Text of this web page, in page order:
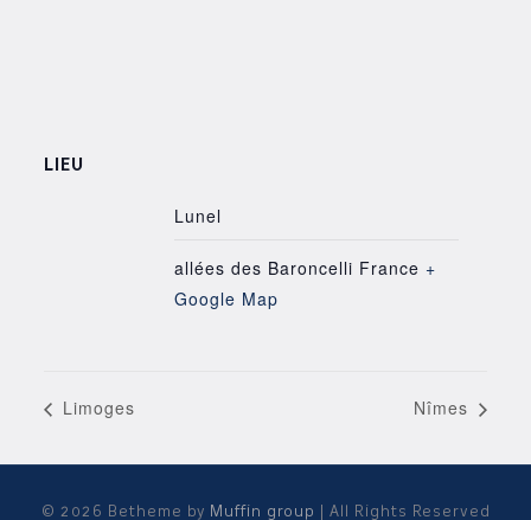
LIEU
Lunel
allées des Baroncelli France +
Google Map
Limoges Nîmes
© 2026 Betheme by Muffin group | All Rights Reserved